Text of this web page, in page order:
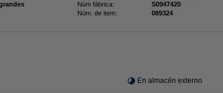
Núm fábrica:
S0947420
Núm. de item:
089324
En almacén externo